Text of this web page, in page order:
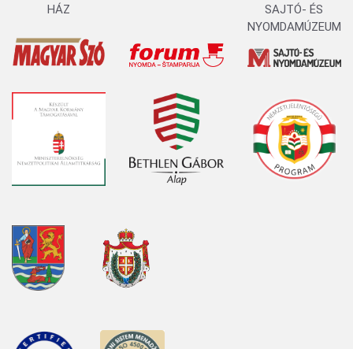
HÁZ
SAJTÓ- ÉS
NYOMDAMÚZEUM